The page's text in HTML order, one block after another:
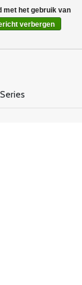
met het gebruik van
verbergen